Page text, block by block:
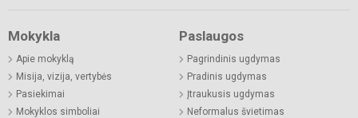
Mokykla
Apie mokyklą
Misija, vizija, vertybės
Pasiekimai
Mokyklos simboliai
Paslaugos
Pagrindinis ugdymas
Pradinis ugdymas
Įtraukusis ugdymas
Neformalus švietimas